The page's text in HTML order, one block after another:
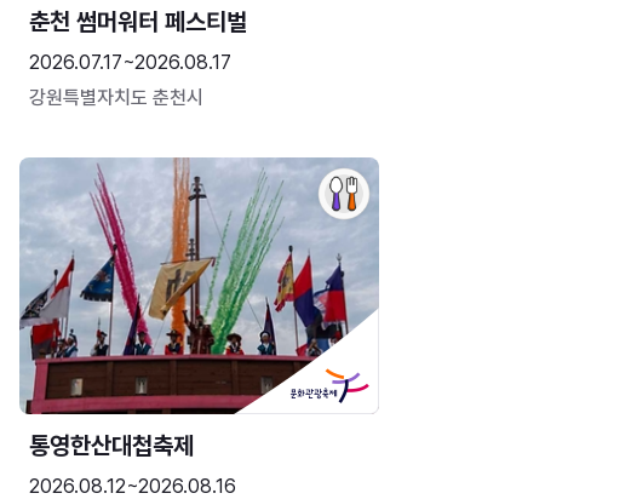
춘천 썸머워터 페스티벌
2026.07.17~2026.08.17
강원특별자치도 춘천시
통영한산대첩축제
2026.08.12~2026.08.16